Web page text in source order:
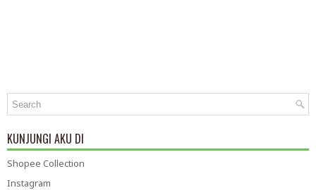
KUNJUNGI AKU DI
Shopee Collection
Instagram